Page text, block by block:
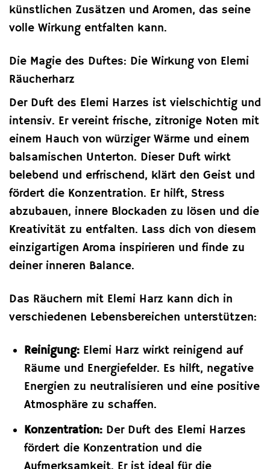
künstlichen Zusätzen und Aromen, das seine
volle Wirkung entfalten kann.
Die Magie des Duftes: Die Wirkung von Elemi
Räucherharz
Der Duft des Elemi Harzes ist vielschichtig und
intensiv. Er vereint frische, zitronige Noten mit
einem Hauch von würziger Wärme und einem
balsamischen Unterton. Dieser Duft wirkt
belebend und erfrischend, klärt den Geist und
fördert die Konzentration. Er hilft, Stress
abzubauen, innere Blockaden zu lösen und die
Kreativität zu entfalten. Lass dich von diesem
einzigartigen Aroma inspirieren und finde zu
deiner inneren Balance.
Das Räuchern mit Elemi Harz kann dich in
verschiedenen Lebensbereichen unterstützen:
Reinigung:Elemi Harz wirkt reinigend auf
Räume und Energiefelder. Es hilft, negative
Energien zu neutralisieren und eine positive
Atmosphäre zu schaffen.
Konzentration:Der Duft des Elemi Harzes
fördert die Konzentration und die